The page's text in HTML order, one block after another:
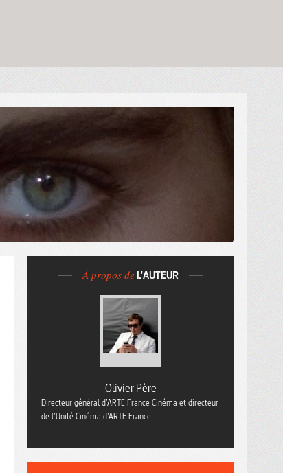
À propos de L'AUTEUR
Olivier Père
Directeur général d’ARTE France Cinéma et directeur
de l’Unité Cinéma d’ARTE France.